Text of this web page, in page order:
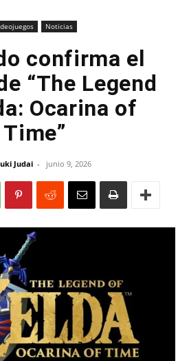
Noticias
confirma el
“The Legend
Ocarina of
Time”
Judai - junio 9, 2026